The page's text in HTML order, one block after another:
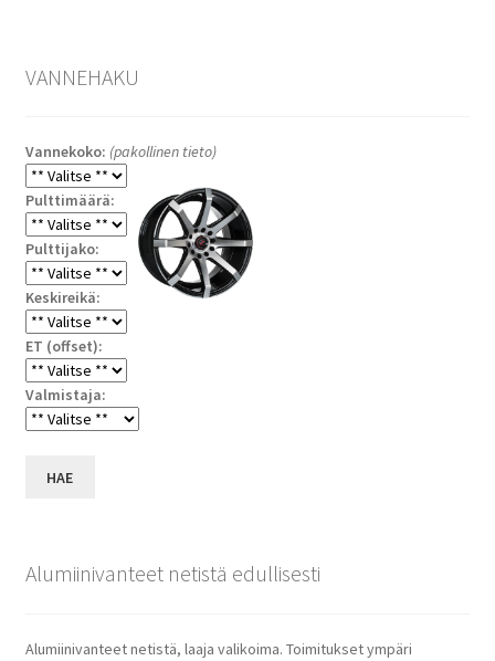
VANNEHAKU
Vannekoko: (pakollinen tieto)
Pulttimäärä:
Pulttijako:
Keskireikä:
ET (offset):
Valmistaja:
HAE
Alumiinivanteet netistä edullisesti
Alumiinivanteet netistä, laaja valikoima. Toimitukset ympäri